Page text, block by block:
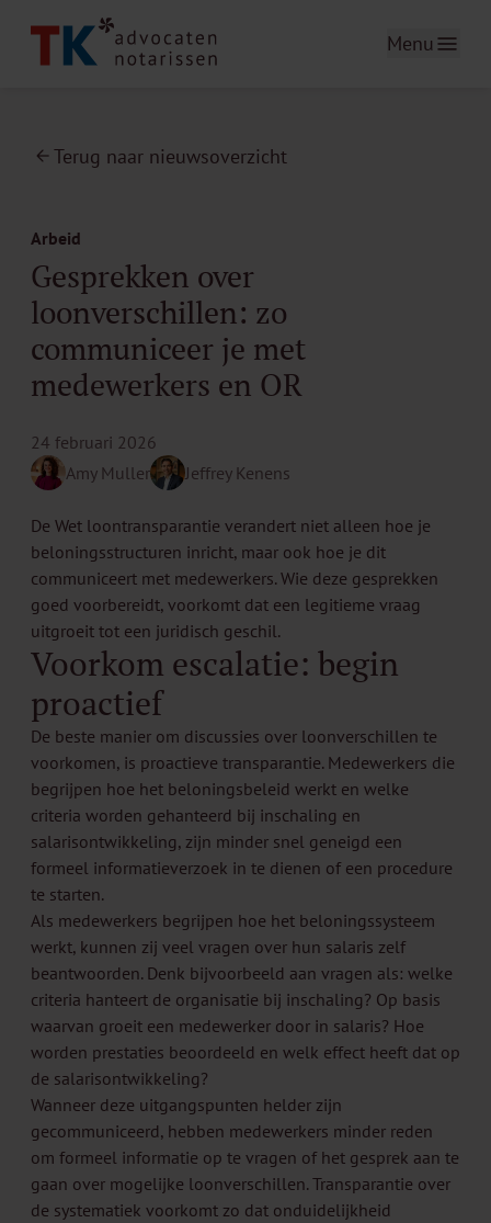
Menu
Terug naar nieuwsoverzicht
Arbeid
Gesprekken over
loonverschillen: zo
communiceer je met
medewerkers en OR
24 februari 2026
Amy Muller
Jeffrey Kenens
De Wet loontransparantie verandert niet alleen hoe je
beloningsstructuren inricht, maar ook hoe je dit
communiceert met medewerkers. Wie deze gesprekken
goed voorbereidt, voorkomt dat een legitieme vraag
uitgroeit tot een juridisch geschil.
Voorkom escalatie: begin
proactief
De beste manier om discussies over loonverschillen te
voorkomen, is proactieve transparantie. Medewerkers die
begrijpen hoe het beloningsbeleid werkt en welke
criteria worden gehanteerd bij inschaling en
salarisontwikkeling, zijn minder snel geneigd een
formeel informatieverzoek in te dienen of een procedure
te starten.
Als medewerkers begrijpen hoe het beloningssysteem
werkt, kunnen zij veel vragen over hun salaris zelf
beantwoorden. Denk bijvoorbeeld aan vragen als: welke
criteria hanteert de organisatie bij inschaling? Op basis
waarvan groeit een medewerker door in salaris? Hoe
worden prestaties beoordeeld en welk effect heeft dat op
de salarisontwikkeling?
Wanneer deze uitgangspunten helder zijn
gecommuniceerd, hebben medewerkers minder reden
om formeel informatie op te vragen of het gesprek aan te
gaan over mogelijke loonverschillen. Transparantie over
de systematiek voorkomt zo dat onduidelijkheid